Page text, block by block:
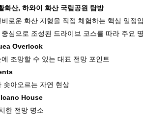
화산, 하와이 화산 국립공원 탐방
로운 화산 지형을 직접 체험하는 핵심 일정
심으로 조성된 드라이브 코스를 따라 주요
Overlook
조망할 수 있는 대표 전망 포인트
솟아오르는 자연 현상
House
한 전망 명소